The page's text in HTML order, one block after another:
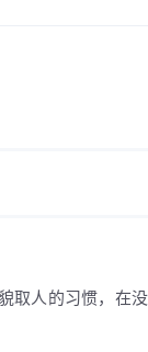
取人的习惯，在